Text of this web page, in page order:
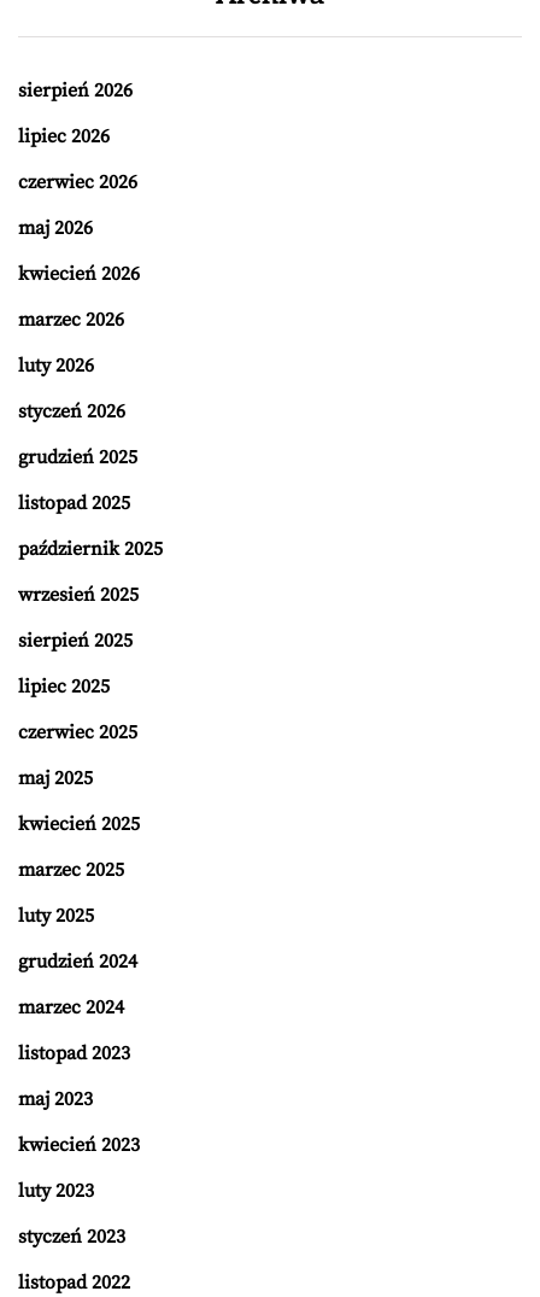
sierpień 2026
lipiec 2026
czerwiec 2026
maj 2026
kwiecień 2026
marzec 2026
luty 2026
styczeń 2026
grudzień 2025
listopad 2025
październik 2025
wrzesień 2025
sierpień 2025
lipiec 2025
czerwiec 2025
maj 2025
kwiecień 2025
marzec 2025
luty 2025
grudzień 2024
marzec 2024
listopad 2023
maj 2023
kwiecień 2023
luty 2023
styczeń 2023
listopad 2022